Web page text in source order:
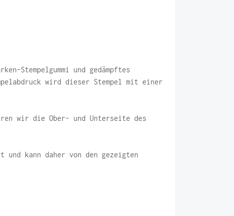
Stempelgummi und gedämpftes
wird dieser Stempel mit einer
wir die Ober- und Unterseite des
und kann daher von den gezeigten